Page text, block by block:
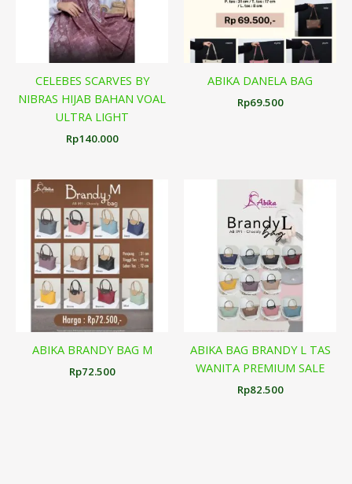
CELEBES SCARVES BY
NIBRAS HIJAB BAHAN VOAL
ULTRA LIGHT
Rp140.000
ABIKA DANELA BAG
Rp69.500
ABIKA BRANDY BAG M
Rp72.500
ABIKA BAG BRANDY L TAS
WANITA PREMIUM SALE
Rp82.500